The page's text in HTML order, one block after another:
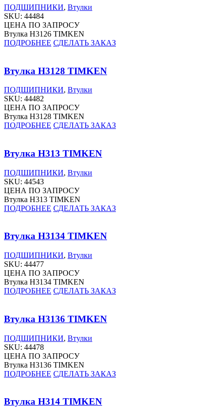
ПОДШИПНИКИ, Втулки
SKU: 44484
ЦЕНА ПО ЗАПРОСУ
Втулка H3126 TIMKEN
ПОДРОБНЕЕ СДЕЛАТЬ ЗАКАЗ
Втулка H3128 TIMKEN
ПОДШИПНИКИ, Втулки
SKU: 44482
ЦЕНА ПО ЗАПРОСУ
Втулка H3128 TIMKEN
ПОДРОБНЕЕ СДЕЛАТЬ ЗАКАЗ
Втулка H313 TIMKEN
ПОДШИПНИКИ, Втулки
SKU: 44543
ЦЕНА ПО ЗАПРОСУ
Втулка H313 TIMKEN
ПОДРОБНЕЕ СДЕЛАТЬ ЗАКАЗ
Втулка H3134 TIMKEN
ПОДШИПНИКИ, Втулки
SKU: 44477
ЦЕНА ПО ЗАПРОСУ
Втулка H3134 TIMKEN
ПОДРОБНЕЕ СДЕЛАТЬ ЗАКАЗ
Втулка H3136 TIMKEN
ПОДШИПНИКИ, Втулки
SKU: 44478
ЦЕНА ПО ЗАПРОСУ
Втулка H3136 TIMKEN
ПОДРОБНЕЕ СДЕЛАТЬ ЗАКАЗ
Втулка H314 TIMKEN